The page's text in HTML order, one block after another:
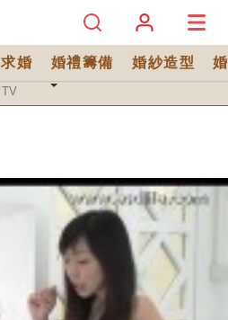
求婚 婚禮籌備 婚紗造型
TV 分類
TV